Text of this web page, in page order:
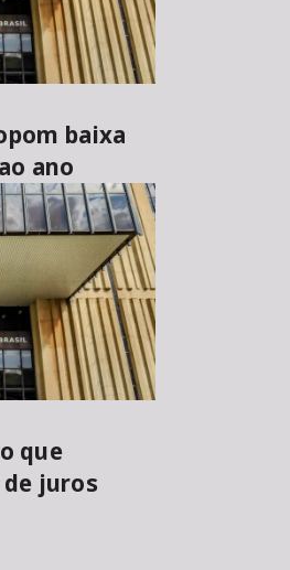
baixa
ano
que
juros